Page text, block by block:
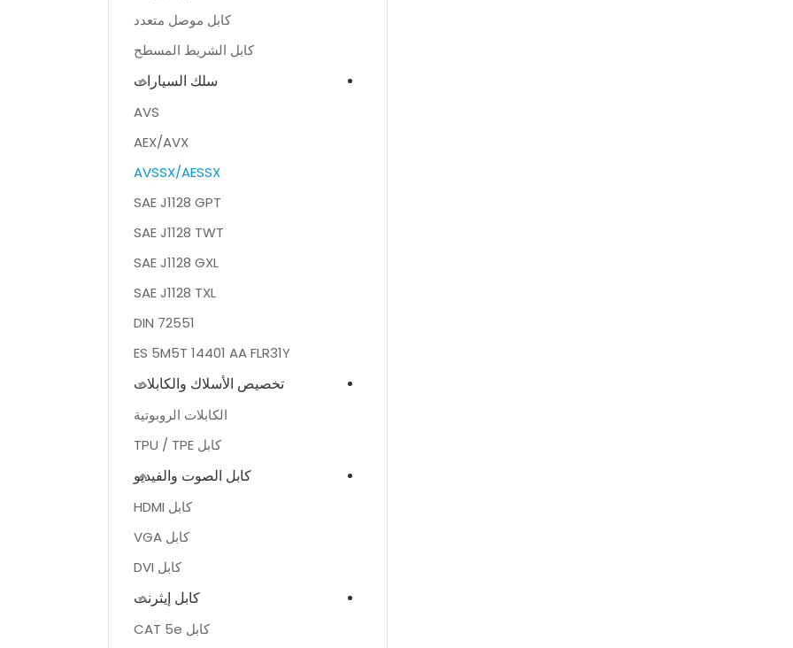
كابل موصل متعدد
كابل الشريط المسطح
سلك السيارات
AVS
AEX/AVX
AVSSX/AESSX
SAE J1128 GPT
SAE J1128 TWT
SAE J1128 GXL
SAE J1128 TXL
DIN 72551
ES 5M5T 14401 AA FLR31Y
تخصيص الأسلاك والكابلات
الكابلات الروبوتية
كابل TPU / TPE
كابل الصوت والفيديو
كابل HDMI
كابل VGA
كابل DVI
كابل إيثرنت
كابل CAT 5e